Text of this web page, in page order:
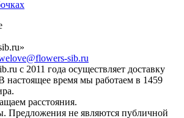
»
sib.ru
с 2011 года осуществляет доставку
настоящее время мы работаем в 1459
расстояния.
Предложения не являются публичной